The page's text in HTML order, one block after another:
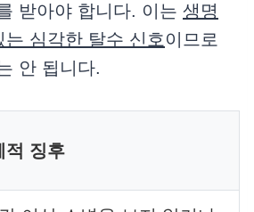
받아야 합니다. 이는 생명
심각한 탈수 신호이므로
안 됩니다.
적 징후